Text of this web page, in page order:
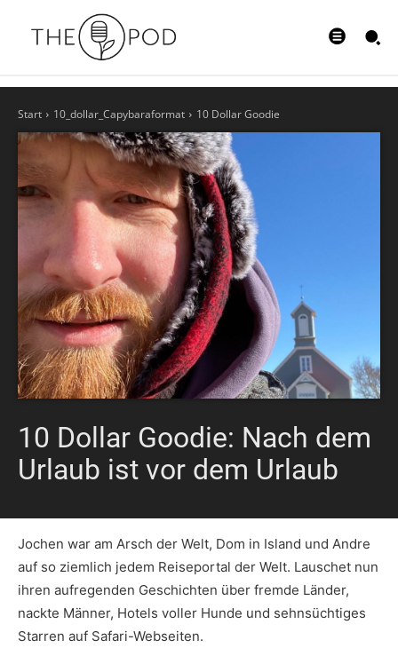
Start 10_dollar_Capybaraformat 10 Dollar Goodie
10 Dollar Goodie: Nach dem
Urlaub ist vor dem Urlaub
Jochen war am Arsch der Welt, Dom in Island und Andre
auf so ziemlich jedem Reiseportal der Welt. Lauschet nun
ihren aufregenden Geschichten über fremde Länder,
nackte Männer, Hotels voller Hunde und sehnsüchtiges
Starren auf Safari-Webseiten.